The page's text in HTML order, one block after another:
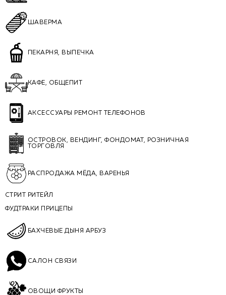
ШАВЕРМА
ПЕКАРНЯ, ВЫПЕЧКА
КАФЕ, ОБЩЕПИТ
АКСЕССУАРЫ РЕМОНТ ТЕЛЕФОНОВ
ОСТРОВОК, ВЕНДИНГ, ФОНДОМАТ, РОЗНИЧНАЯ
ТОРГОВЛЯ
РАСПРОДАЖА МЁДА, ВАРЕНЬЯ
СТРИТ РИТЕЙЛ
ФУДТРАКИ ПРИЦЕПЫ
БАХЧЕВЫЕ ДЫНЯ АРБУЗ
САЛОН СВЯЗИ
ОВОЩИ ФРУКТЫ